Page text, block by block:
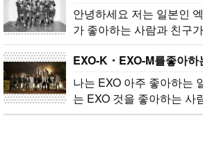
안녕하세요 저는 일본인
가 좋아하는 사람과 친구
が大好きです！ ぜひお
^..
나는 EXO 아주 좋아하는
는 EXO 것을 좋아하는 사
가 좋아하는 사람과 사이
^〇^-) 선물 교환이나 편